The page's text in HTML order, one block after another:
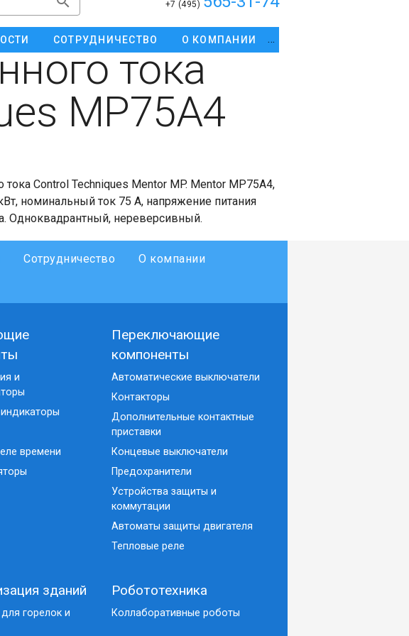
+7 (495)
СОТРУДНИЧЕСТВО О КОМПАНИИ
тока
MP75A4
Control Techniques Mentor MP. Mentor MP75A4,
номинальный ток 75 А, напряжение питания
Одноквадрантный, нереверсивный.
Сотрудничество
О компании
и
времени
Переключающие
компоненты
Автоматические выключатели
Контакторы
Дополнительные контактные
приставки
Концевые выключатели
Предохранители
Устройства защиты и
коммутации
Автоматы защиты двигателя
Тепловые реле
зданий
горелок и
Робототехника
Коллаборативные роботы